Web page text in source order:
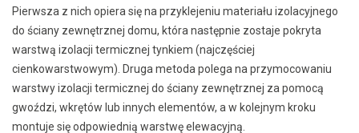
Pierwsza z nich opiera się na przyklejeniu materiału izolacyjnego
do ściany zewnętrznej domu, która następnie zostaje pokryta
warstwą izolacji termicznej tynkiem (najczęściej
cienkowarstwowym). Druga metoda polega na przymocowaniu
warstwy izolacji termicznej do ściany zewnętrznej za pomocą
gwoździ, wkrętów lub innych elementów, a w kolejnym kroku
montuje się odpowiednią warstwę elewacyjną.